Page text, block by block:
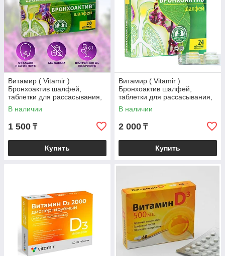
Витамир ( Vitamir )
Бронхоактив шалфей,
таблетки для рассасывания,
20 штук
В наличии
1 500 ₸
Купить
Витамир ( Vitamir )
Бронхоактив шалфей,
таблетки для рассасывания,
24 штук
В наличии
2 000 ₸
Купить